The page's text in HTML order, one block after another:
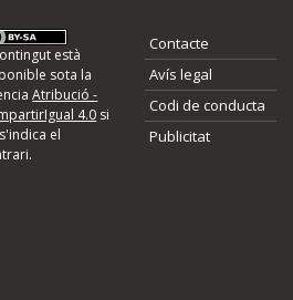
nos millores o
proposar alguna millora, ompliu els
o l'error del qual voleu informar-
*
està
sota la
Atribució -
4.0 si
el
Contacte
Avís legal
Codi de conducta
Publicitat